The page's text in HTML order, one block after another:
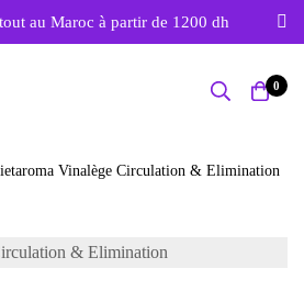
au Maroc à partir de 1200 dh
0
Vinalège Circulation & Elimination